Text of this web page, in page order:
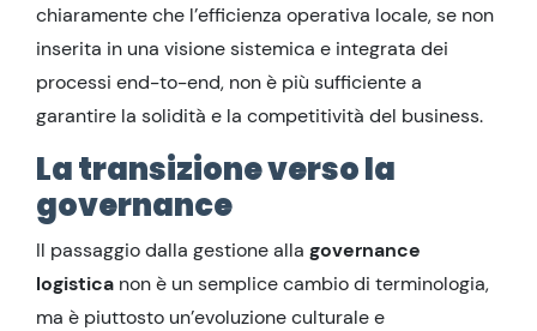
chiaramente che l’efficienza operativa locale, se non
inserita in una visione sistemica e integrata dei
processi end-to-end, non è più sufficiente a
garantire la solidità e la competitività del business.
La transizione verso la
governance
Il passaggio dalla gestione alla governance
logistica non è un semplice cambio di terminologia,
ma è piuttosto un’evoluzione culturale e